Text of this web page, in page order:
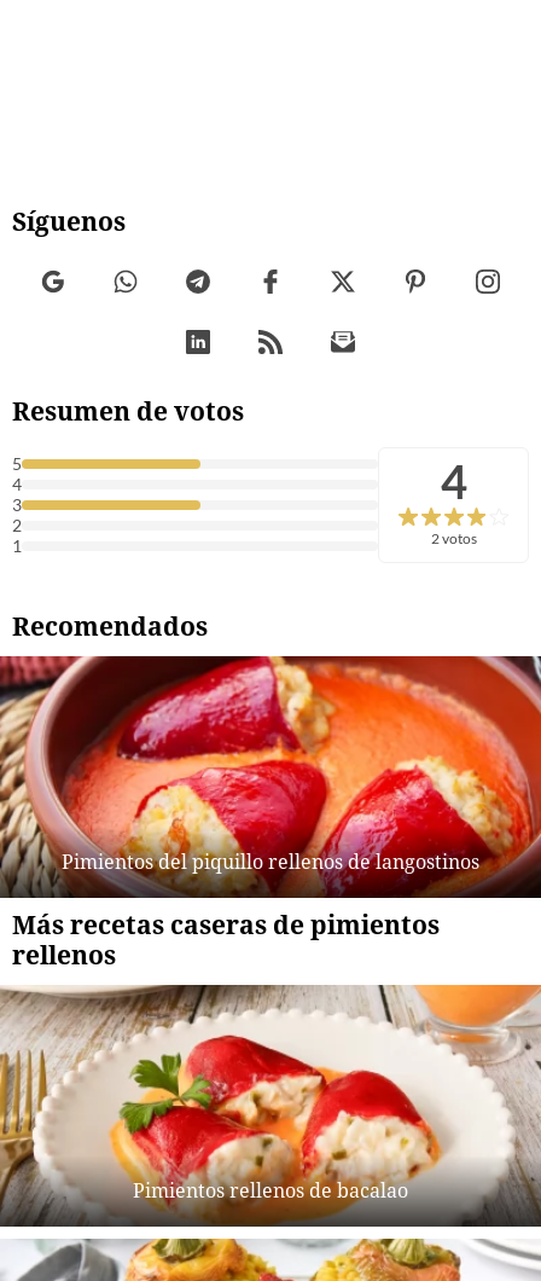
Síguenos
Resumen de votos
5
4
3
2
1
4
2 votos
Recomendados
Pimientos del piquillo rellenos de langostinos
Más recetas caseras de pimientos
rellenos
Pimientos rellenos de bacalao